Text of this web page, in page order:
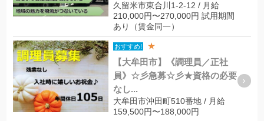
久留米市東合川1-2-12 / 月給
210,000円〜270,000円 試用期間
あり（賃金同一）
おすすめ! ★
【大牟田市】《調理員／正社
員》☆彡急募☆彡★資格の必要
なし...
大牟田市沖田町510番地 / 月給
159,500円〜188,000円